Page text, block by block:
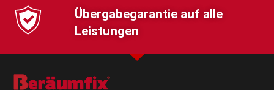
Übergabegarantie auf alle
Leistungen